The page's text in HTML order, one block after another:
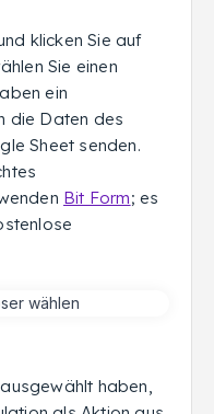
klicken Sie auf
Sie einen
ein
die Daten des
Sheet senden.
Bit Form; es
haben,